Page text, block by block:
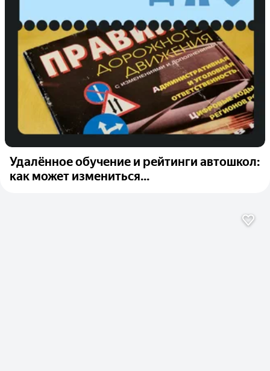
Удалённое обучение и рейтинги автошкол:
как может измениться...